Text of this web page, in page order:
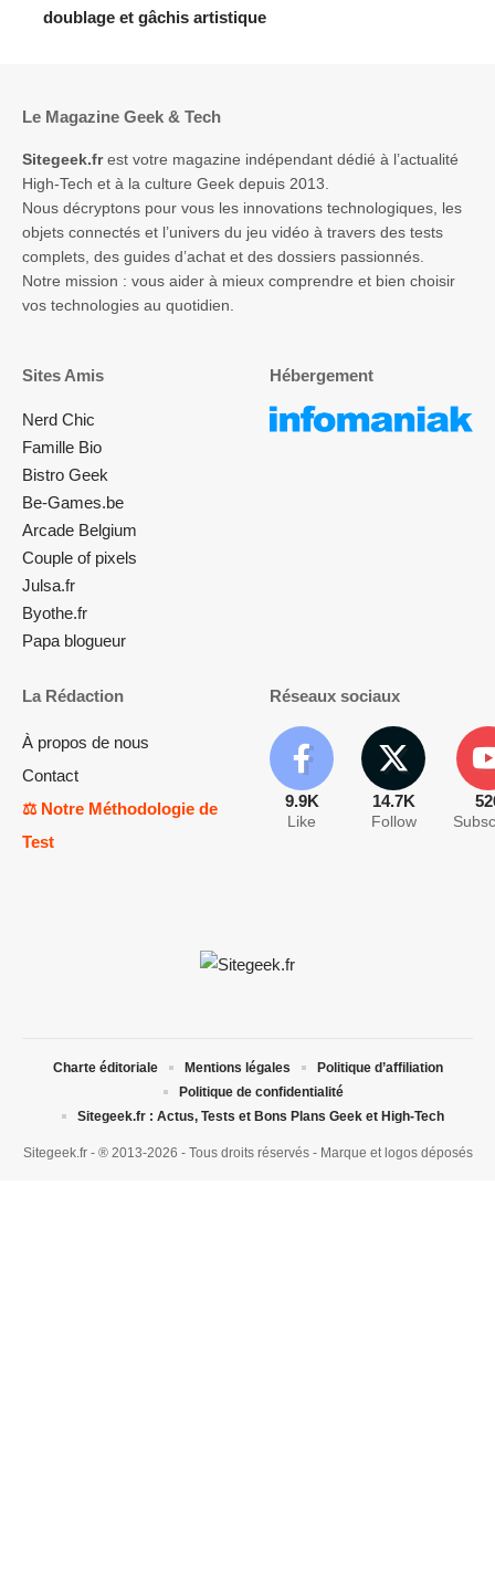
doublage et gâchis artistique
Le Magazine Geek & Tech
Sitegeek.frest votre magazine indépendant dédié à l’actualité
High-Tech et à la culture Geek depuis 2013.
Nous décryptons pour vous les innovations technologiques, les
objets connectés et l’univers du jeu vidéo à travers des tests
complets, des guides d’achat et des dossiers passionnés.
Notre mission : vous aider à mieux comprendre et bien choisir
vos technologies au quotidien.
Sites Amis
Nerd Chic
Famille Bio
Bistro Geek
Be-Games.be
Arcade Belgium
Couple of pixels
Julsa.fr
Byothe.fr
Papa blogueur
Hébergement
La Rédaction
À propos de nous
Contact
⚖️ Notre Méthodologie de
Test
Réseaux sociaux
9.9K
Like
14.7K
Follow
Sitegeek.fr - ® 2013-2026 - Tous droits réservés - Marque et logos déposés
Charte éditoriale Mentions légales
Politique d’affiliation
Politique de confidentialité
Sitegeek.fr : Actus, Tests et Bons Plans Geek et High-Tech